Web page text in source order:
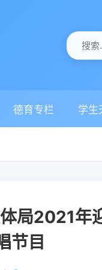
德育专栏 学生
局2021年
节目